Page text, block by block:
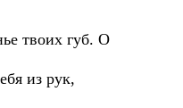
твоих губ. О
из рук,